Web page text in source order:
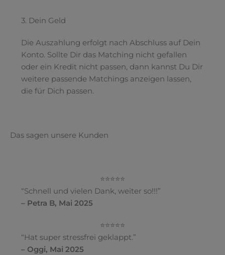
3. Dein Geld
Die Auszahlung erfolgt nach Abschluss auf Dein
Konto. Sollte Dir das Matching nicht gefallen
oder ein Kredit nicht passen, dann kannst Du Dir
weitere passende Matchings anzeigen lassen,
die für Dich passen.
Das sagen unsere Kunden
⭐⭐⭐⭐⭐
“Schnell und vielen Dank, weiter so!!!”
– Petra B, Mai 2025
⭐⭐⭐⭐⭐
“Hat super stressfrei geklappt.”
– Oggi, Mai 2025